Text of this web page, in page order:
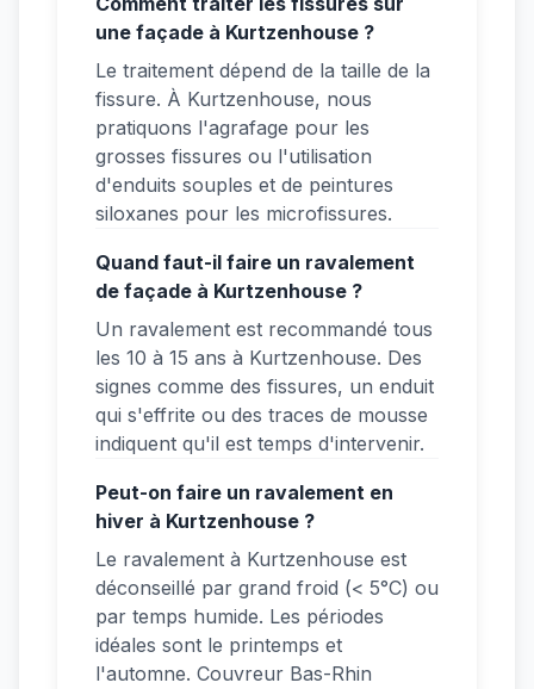
une façade à Kurtzenhouse ?
Le traitement dépend de la taille de la
fissure. À Kurtzenhouse, nous
pratiquons l'agrafage pour les
grosses fissures ou l'utilisation
d'enduits souples et de peintures
siloxanes pour les microfissures.
Quand faut-il faire un ravalement
de façade à Kurtzenhouse ?
Un ravalement est recommandé tous
les 10 à 15 ans à Kurtzenhouse. Des
signes comme des fissures, un enduit
qui s'effrite ou des traces de mousse
indiquent qu'il est temps d'intervenir.
Peut-on faire un ravalement en
hiver à Kurtzenhouse ?
Le ravalement à Kurtzenhouse est
déconseillé par grand froid (< 5°C) ou
par temps humide. Les périodes
idéales sont le printemps et
l'automne. Couvreur Bas-Rhin